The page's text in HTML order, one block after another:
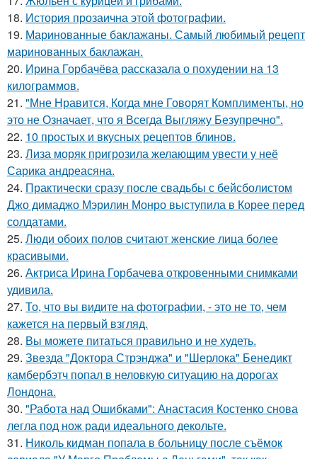
18. История прозаична этой фотографии.
19. Маринованные баклажаны. Самый любимый рецепт
маринованных баклажан.
20. Ирина Горбачёва рассказала о похудении на 13
килограммов.
21. "Мне Нравится, Когда мне Говорят Комплименты, но
это не Означает, что я Всегда Выгляжу Безупречно".
22. 10 простых и вкусных рецептов блинов.
23. Лиза моряк пригрозила желающим увести у неё
Сарика андреасяна.
24. Практически сразу после свадьбы с бейсболистом
Джо димаджо Мэрилин Монро выступила в Корее перед
солдатами.
25. Люди обоих полов считают женские лица более
красивыми.
26. Актриса Ирина Горбачева откровенными снимками
удивила.
27. То, что вы видите на фотографии, - это не то, чем
кажется на первый взгляд.
28. Вы можете питаться правильно и не худеть.
29. Звезда "Доктора Стрэнджа" и "Шерлока" Бенедикт
камбербэтч попал в неловкую ситуацию на дорогах
Лондона.
30. "Работа над Ошибками": Анастасия Костенко снова
легла под нож ради идеального декольте.
31. Николь кидман попала в больницу после съёмок